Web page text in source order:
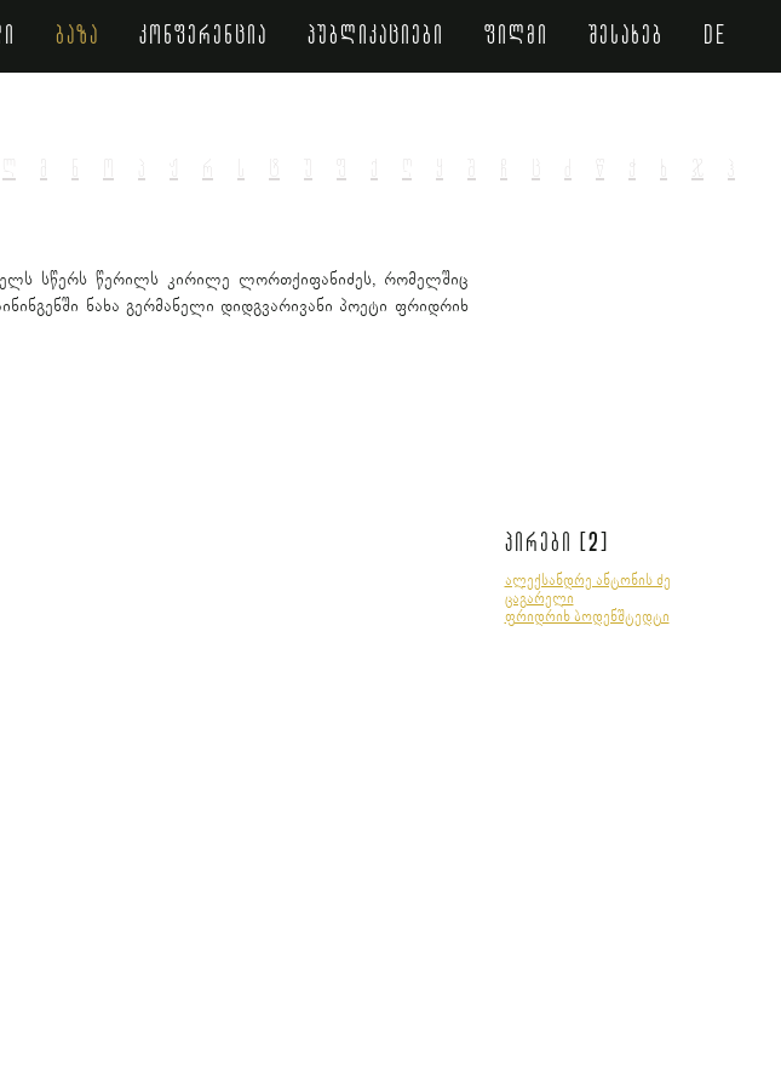
ბაზა კონფერენცია პუბლიკაციები ფილმი შესახებ de
მ ნ პ ჟ რ ტ ქ ყ ჩ წ ჭ ხ ჯ ჰ
სწერს წერილს კირილე ლორთქიფანიძეს, რომელშიც
ნახა გერმანელი დიდგვარივანი პოეტი ფრიდრიხ
პირები [2]
ალექსანდრე ანტონის ძე
ცაგარელი
ფრიდრიხ ბოდენშტედტი